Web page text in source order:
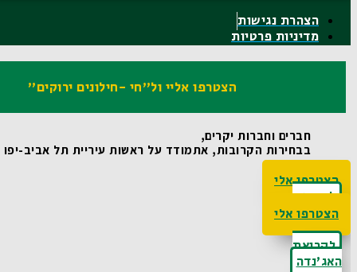
הצהרת נגישות
מדיניות פרטיות
הצטרפו אליי ול"חי -חילונים ירוקים"
חברים וחברות יקרים,
בבחירות הקרובות, אתמודד על ראשות עיריית תל אביב-יפו
הצטרפו אלי
לקריאת
האג'נדה
הצטרפו אלי
לקריאת
האג'נדה